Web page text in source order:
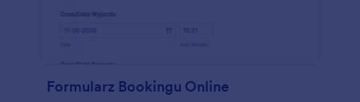
Formularz Bookingu Online